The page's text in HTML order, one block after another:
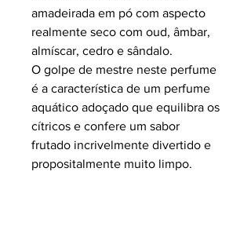
amadeirada em pó com aspecto
realmente seco com oud, âmbar,
almíscar, cedro e sândalo.
O golpe de mestre neste perfume
é a característica de um perfume
aquático adoçado que equilibra os
cítricos e confere um sabor
frutado incrivelmente divertido e
propositalmente muito limpo.